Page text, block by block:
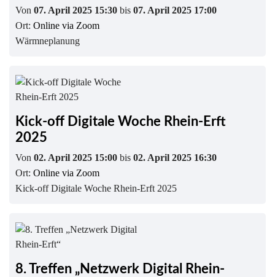
Von 07. April 2025 15:30 bis 07. April 2025 17:00
Ort: Online via Zoom
Wärmneplanung
Kick-off Digitale Woche Rhein-Erft
2025
Von 02. April 2025 15:00 bis 02. April 2025 16:30
Ort: Online via Zoom
Kick-off Digitale Woche Rhein-Erft 2025
8. Treffen „Netzwerk Digital Rhein-